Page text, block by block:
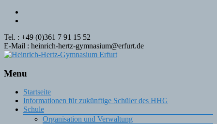
Tel. : +49 (0)361 7 91 15 52
E-Mail : heinrich-hertz-gymnasium@erfurt.de
Menu
Skip
content
Startseite
Informationen für zukünftige Schüler des HHG
Schule
Organisation und Verwaltung